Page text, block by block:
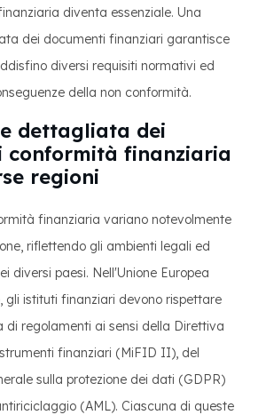
diventa essenziale. Una
dei documenti finanziari garantisce
diversi requisiti normativi ed
della non conformità.
dettagliata dei
conformità finanziaria
regioni
finanziaria variano notevolmente
riflettendo gli ambienti legali ed
diversi paesi. Nell'Unione Europea
gli istituti finanziari devono rispettare
di regolamenti ai sensi della Direttiva
finanziari (MiFID II), del
sulla protezione dei dati (GDPR)
(AML). Ciascuna di queste